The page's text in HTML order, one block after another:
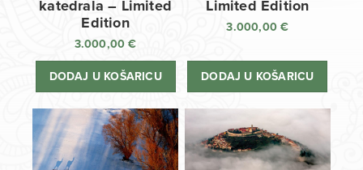
katedrala – Limited
Edition
3.000,00€
DODAJ U KOŠARICU
Limited Edition
3.000,00€
DODAJ U KOŠARICU